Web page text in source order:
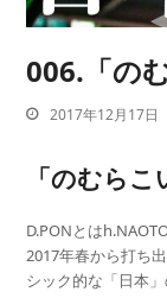
006.「の
2017年12月17日
「のむらこ
D.PONとは
2017年春から打ち
シック的な「日本